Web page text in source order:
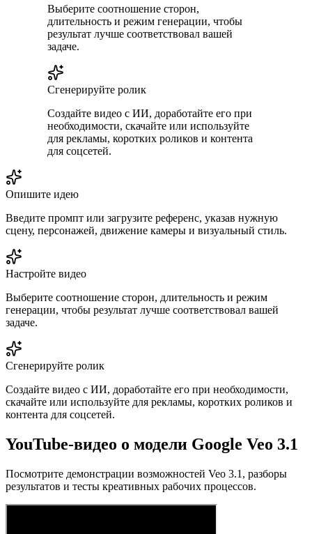
Выберите соотношение сторон,
длительность и режим генерации, чтобы
результат лучше соответствовал вашей
задаче.
Сгенерируйте ролик
Создайте видео с ИИ, доработайте его при
необходимости, скачайте или используйте
для рекламы, коротких роликов и контента
для соцсетей.
Опишите идею
Введите промпт или загрузите референс, указав нужную
сцену, персонажей, движение камеры и визуальный стиль.
Настройте видео
Выберите соотношение сторон, длительность и режим
генерации, чтобы результат лучше соответствовал вашей
задаче.
Сгенерируйте ролик
Создайте видео с ИИ, доработайте его при необходимости,
скачайте или используйте для рекламы, коротких роликов и
контента для соцсетей.
YouTube-видео о модели Google Veo 3.1
Посмотрите демонстрации возможностей Veo 3.1, разборы
результатов и тесты креативных рабочих процессов.